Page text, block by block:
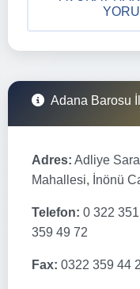
Adana Barosu
Adres: Adliye
Mahallesi, İnönü
Telefon: 0 322
359 49 72
Fax: 0322 359 44